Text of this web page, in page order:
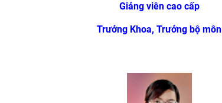
Giảng viên cao cấp
Trưởng Khoa, Trưởng bộ môn